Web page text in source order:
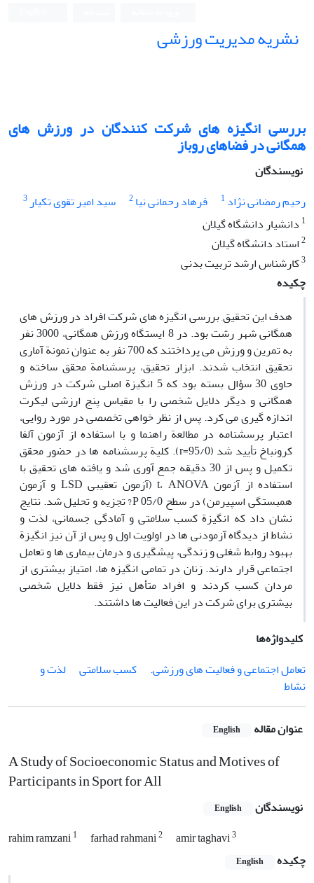
نشریه مدیریت ورزشی
بررسی انگیزه های شرکت کنندگان در ورزش های
همگانی در فضاهای روباز
نویسندگان
رحیم رمضانی نژاد 1 فرهاد رحمانی نیا2 سید امیر تقوی تکیار3
1 دانشیار دانشگاه گیلان
2استاد دانشگاه گیلان
3کارشناس ارشد تربیت بدنی
چکیده
هدف این تحقیق, بررسی انگیزه های شرکت افراد در ورزش های
همگانی شهر رشت بود. در 8 ایستگاه ورزش همگانی، 3000 نفر
به تمرین و ورزش می پرداختند که 700 نفر به عنوان نمونة آماری
تحقیق انتخاب شدند. ابزار تحقیق، پرسشنامة محقق ساخته و
حاوی 30 سؤال بسته بود که 5 انگیزة اصلی شرکت در ورزش
همگانی و دیگر دلایل شخصی را با مقیاس پنج ارزشی لیکرت
اندازه گیری می کرد. پس از نظر خواهی تخصصی در مورد روایی،
اعتبار پرسشنامه در مطالعة راهنما و با استفاده از آزمون آلفا
کرونباخ تأیید شد (95/0=r). کلیة پرسشنامه ها در حضور محقق
تکمیل و پس از 30 دقیقه جمع آوری شد و یافته های تحقیق با
استفاده از آزمون t، ANOVA (آزمون تعقیبی LSD و آزمون
همبستگی اسپیرمن) در سطح 05/0 P? تجزیه و تحلیل شد. نتایج
نشان داد که انگیزة کسب سلامتی و آمادگی جسمانی، لذت و
نشاط از دیدگاه آزمودنی ها در اولویت اول و پس از آن نیز انگیزة
بهبود روابط شغلی و زندگی، پیشگیری و درمان بیماری ها و تعامل
اجتماعی قرار دارند. زنان در تمامی انگیزه ها، امتیاز بیشتری از
مردان کسب کردند و افراد متأهل نیز فقط دلایل شخصی
بیشتری برای شرکت در این فعالیت ها داشتند.
کلیدواژه‌ها
تعامل اجتماعی و فعالیت های ورزشی.
کسب سلامتی
لذت و
نشاط
عنوان مقاله English
A Study of Socioeconomic Status and Motives of
Participants in Sport for All
نویسندگان English
rahim ramzani1 farhad rahmani2 amir taghavi3
چکیده English